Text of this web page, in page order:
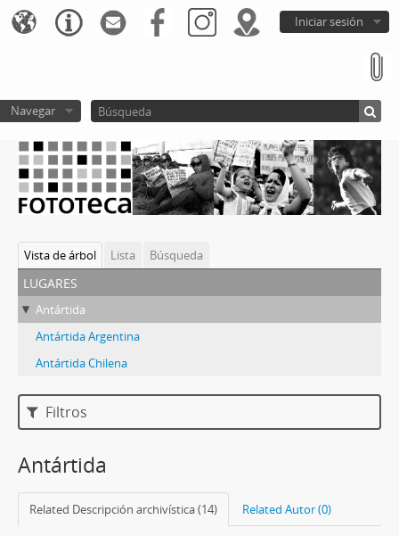
Iniciar sesión
Navegar
Vista de árbol Lista Búsqueda
lugares
Antártida
Antártida Argentina
Antártida Chilena
Filtros
Antártida
Related Descripción archivística (14) Related Autor (0)